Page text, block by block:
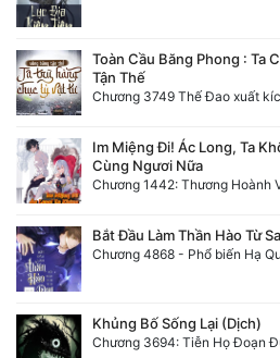
Toàn Cầu Băng Phong : Ta
Tận Thế
Chương 3749 Thế Đao xuất
Im Miệng Đi! Ác Long, Ta
Cùng Ngươi Nữa
Chương 1442: Thương Hoành
Bắt Đầu Làm Thần Hào Từ
Chương 4868 - Phổ biến Hạ
Khủng Bố Sống Lại (Dịch)
Chương 3694: Tiễn Họ Đoạn